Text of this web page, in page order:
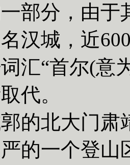
部分，由于
汉城，近
汇“首尔(意
代。
北大门肃
的一个登山